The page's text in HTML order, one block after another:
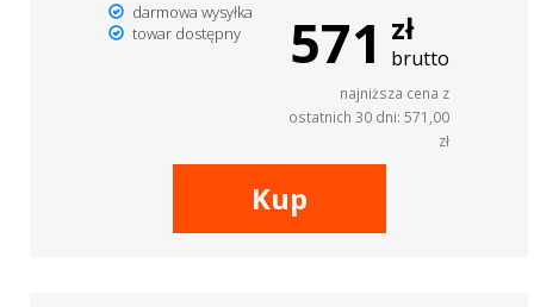
darmowa wysyłka
towar dostępny
571 zł
brutto
najniższa cena z
ostatnich 30 dni: 571,00
zł
Kup